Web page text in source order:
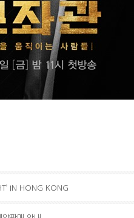
IN HONG KONG